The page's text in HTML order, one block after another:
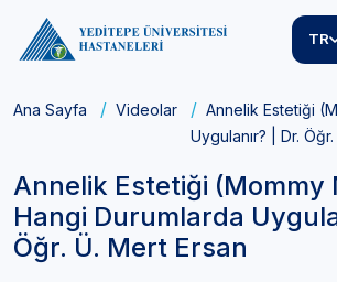
TR
Ana Sayfa Videolar
Annelik Estetiği
Uygulanır? | Dr.
Annelik Estetiği (Mommy
Hangi Durumlarda
Öğr. Ü. Mert Ersan